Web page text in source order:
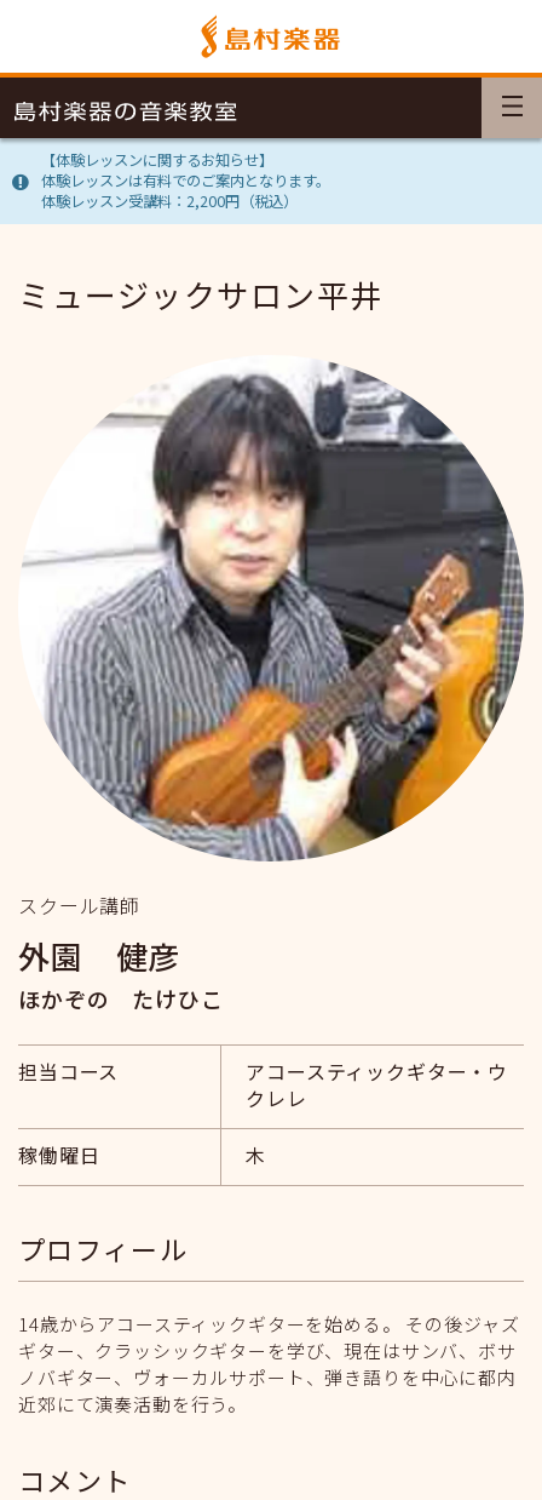
【体験レッスンに関するお知らせ】
体験レッスンは有料でのご案内となります。
体験レッスン受講料：2,200円（税込）
ミュージックサロン平井
スクール講師
外園 健彦
ほかぞの たけひこ
担当コース
アコースティックギター・ウ
クレレ
稼働曜日
木
プロフィール
14歳からアコースティックギターを始める。 その後ジャズ
ギター、クラッシックギターを学び、現在はサンバ、ボサ
ノバギター、ヴォーカルサポート、弾き語りを中心に都内
近郊にて演奏活動を行う。
コメント